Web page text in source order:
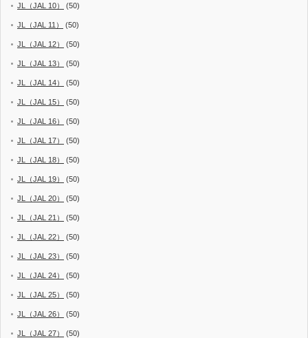
JL（JAL 10） (50)
JL（JAL 11） (50)
JL（JAL 12） (50)
JL（JAL 13） (50)
JL（JAL 14） (50)
JL（JAL 15） (50)
JL（JAL 16） (50)
JL（JAL 17） (50)
JL（JAL 18） (50)
JL（JAL 19） (50)
JL（JAL 20） (50)
JL（JAL 21） (50)
JL（JAL 22） (50)
JL（JAL 23） (50)
JL（JAL 24） (50)
JL（JAL 25） (50)
JL（JAL 26） (50)
JL（JAL 27） (50)